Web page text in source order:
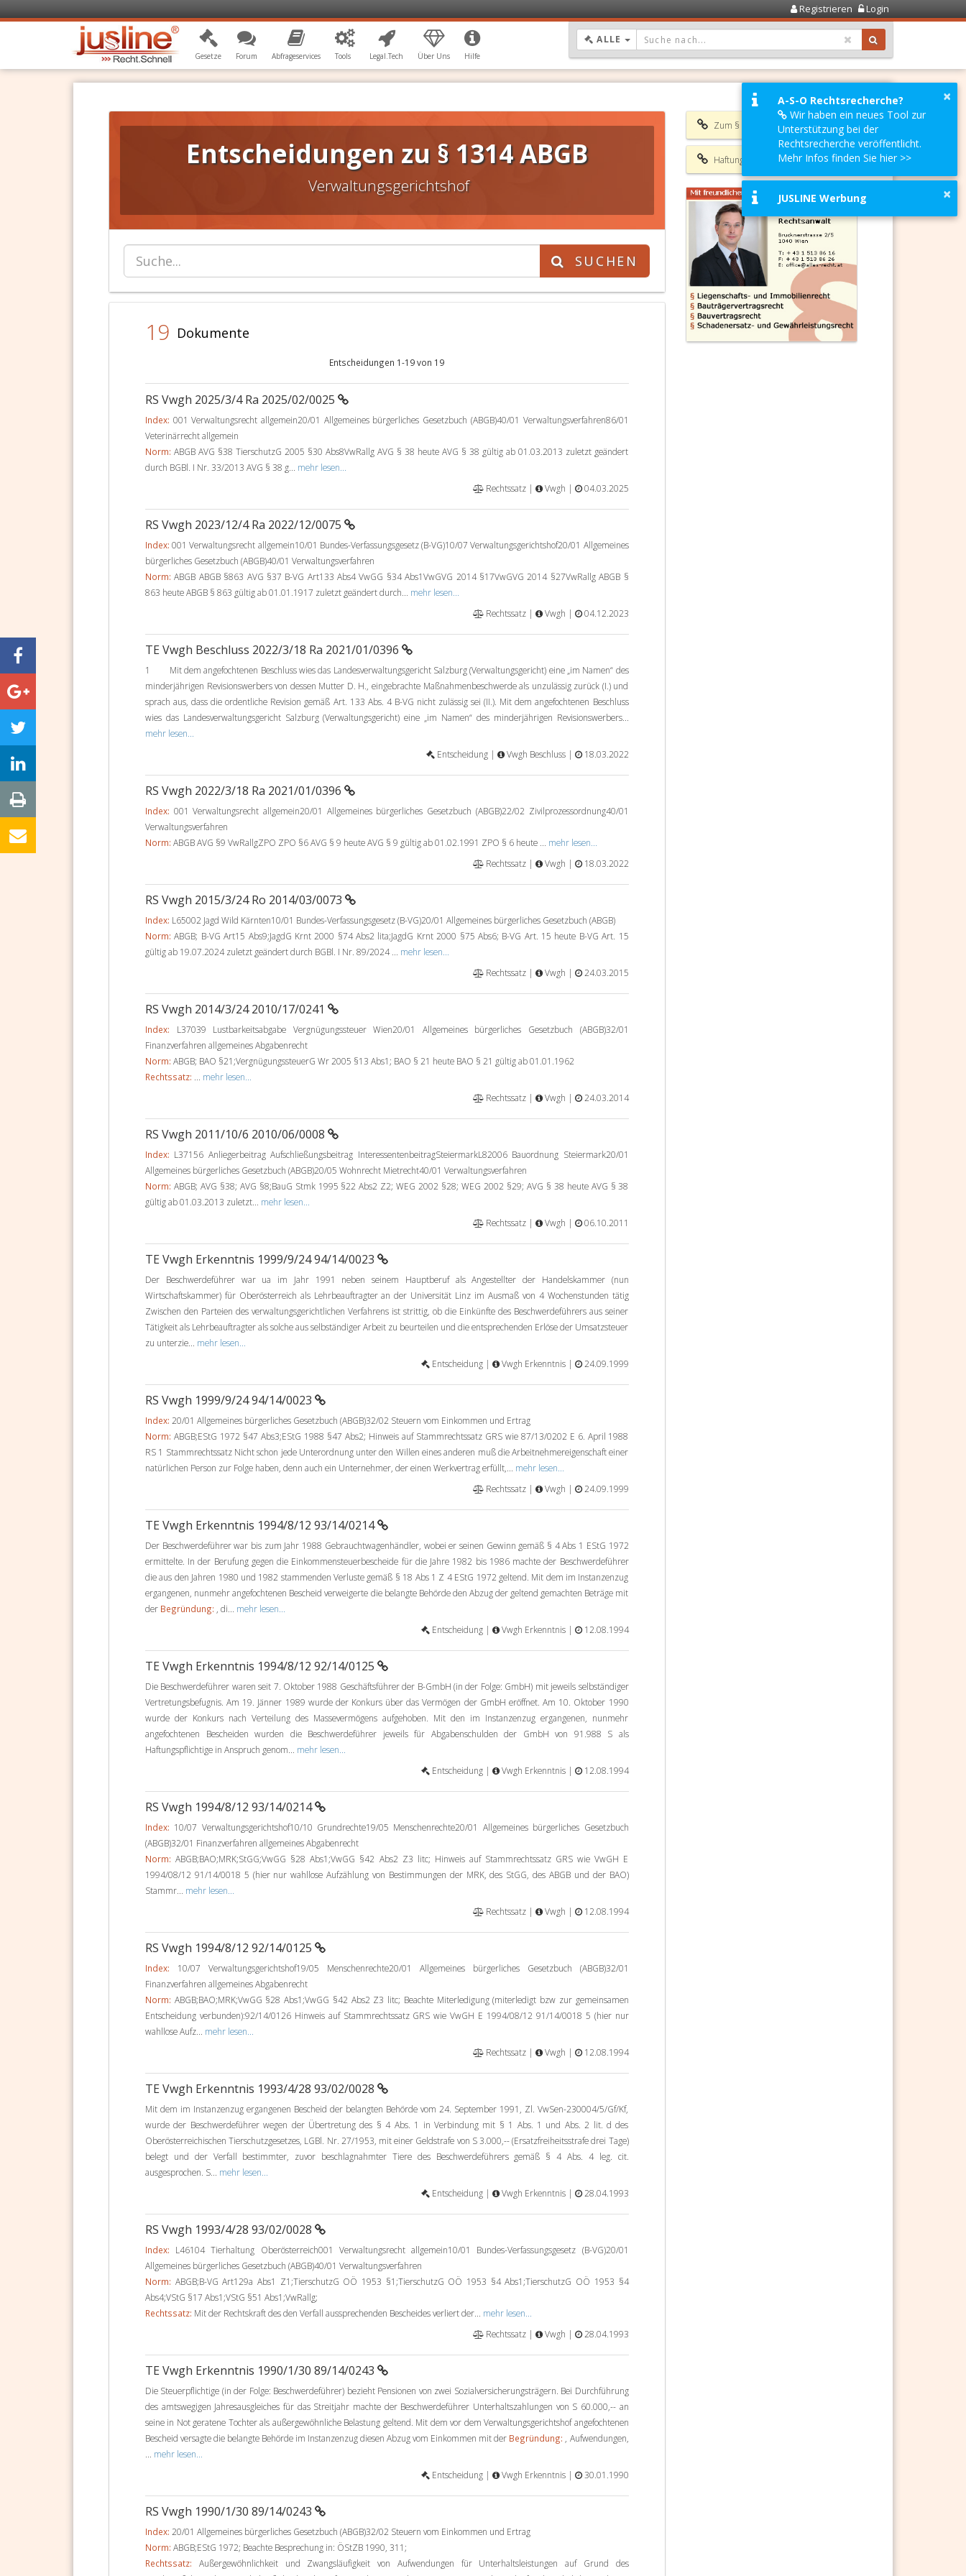
Registrieren Login
Gesetze Forum Abfrageservices Tools Legal.Tech Über Uns Hilfe
ALLE DROPDOWN: GEWÄHLTER WERT IST ALLE
Entscheidungen zu § 1314 ABGB
Verwaltungsgerichtshof
SUCHEN
19 Dokumente
Entscheidungen 1-19 von 19
RS Vwgh 2025/3/4 Ra 2025/02/0025
Index: 001 Verwaltungsrecht allgemein20/01 Allgemeines bürgerliches Gesetzbuch (ABGB)40/01 Verwaltungsverfahren86/01
Veterinärrecht allgemein
Norm: ABGB AVG §38 TierschutzG 2005 §30 Abs8VwRallg AVG § 38 heute AVG § 38 gültig ab 01.03.2013 zuletzt geändert
durch BGBl. I Nr. 33/2013 AVG § 38 g... mehr lesen...
Rechtssatz |
Vwgh | 04.03.2025
RS Vwgh 2023/12/4 Ra 2022/12/0075
Index: 001 Verwaltungsrecht allgemein10/01 Bundes-Verfassungsgesetz (B-VG)10/07 Verwaltungsgerichtshof20/01 Allgemeines
bürgerliches Gesetzbuch (ABGB)40/01 Verwaltungsverfahren
Norm: ABGB ABGB §863 AVG §37 B-VG Art133 Abs4 VwGG §34 Abs1VwGVG 2014 §17VwGVG 2014 §27VwRallg ABGB §
863 heute ABGB § 863 gültig ab 01.01.1917 zuletzt geändert durch... mehr lesen...
Rechtssatz |
Vwgh | 04.12.2023
TE Vwgh Beschluss 2022/3/18 Ra 2021/01/0396
1 Mit dem angefochtenen Beschluss wies das Landesverwaltungsgericht Salzburg (Verwaltungsgericht) eine „im Namen“ des
minderjährigen Revisionswerbers von dessen Mutter D. H., eingebrachte Maßnahmenbeschwerde als unzulässig zurück (I.) und
sprach aus, dass die ordentliche Revision gemäß Art. 133 Abs. 4 B-VG nicht zulässig sei (II.). Mit dem angefochtenen Beschluss
wies das Landesverwaltungsgericht Salzburg (Verwaltungsgericht) eine „im Namen“ des minderjährigen Revisionswerbers...
mehr lesen...
Entscheidung |
Vwgh Beschluss | 18.03.2022
RS Vwgh 2022/3/18 Ra 2021/01/0396
Index: 001 Verwaltungsrecht allgemein20/01 Allgemeines bürgerliches Gesetzbuch (ABGB)22/02 Zivilprozessordnung40/01
Verwaltungsverfahren
Norm: ABGB AVG §9 VwRallgZPO ZPO §6 AVG § 9 heute AVG § 9 gültig ab 01.02.1991 ZPO § 6 heute ... mehr lesen...
Rechtssatz |
Vwgh | 18.03.2022
RS Vwgh 2015/3/24 Ro 2014/03/0073
Index: L65002 Jagd Wild Kärnten10/01 Bundes-Verfassungsgesetz (B-VG)20/01 Allgemeines bürgerliches Gesetzbuch (ABGB)
Norm: ABGB; B-VG Art15 Abs9;JagdG Krnt 2000 §74 Abs2 lita;JagdG Krnt 2000 §75 Abs6; B-VG Art. 15 heute B-VG Art. 15
gültig ab 19.07.2024 zuletzt geändert durch BGBl. I Nr. 89/2024 ... mehr lesen...
Rechtssatz |
Vwgh | 24.03.2015
RS Vwgh 2014/3/24 2010/17/0241
Index: L37039 Lustbarkeitsabgabe Vergnügungssteuer Wien20/01 Allgemeines bürgerliches Gesetzbuch (ABGB)32/01
Finanzverfahren allgemeines Abgabenrecht
Norm: ABGB; BAO §21;VergnügungssteuerG Wr 2005 §13 Abs1; BAO § 21 heute BAO § 21 gültig ab 01.01.1962
Rechtssatz:
mehr lesen...
Rechtssatz |
Vwgh | 24.03.2014
RS Vwgh 2011/10/6 2010/06/0008
Index: L37156 Anliegerbeitrag Aufschließungsbeitrag InteressentenbeitragSteiermarkL82006 Bauordnung Steiermark20/01
Allgemeines bürgerliches Gesetzbuch (ABGB)20/05 Wohnrecht Mietrecht40/01 Verwaltungsverfahren
Norm: ABGB; AVG §38; AVG §8;BauG Stmk 1995 §22 Abs2 Z2; WEG 2002 §28; WEG 2002 §29; AVG § 38 heute AVG § 38
gültig ab 01.03.2013 zuletzt... mehr lesen...
Rechtssatz |
Vwgh | 06.10.2011
TE Vwgh Erkenntnis 1999/9/24 94/14/0023
Der Beschwerdeführer war ua im Jahr 1991 neben seinem Hauptberuf als Angestellter der Handelskammer (nun
Wirtschaftskammer) für Oberösterreich als Lehrbeauftragter an der Universität Linz im Ausmaß von 4 Wochenstunden tätig
Zwischen den Parteien des verwaltungsgerichtlichen Verfahrens ist strittig, ob die Einkünfte des Beschwerdeführers aus seiner
Tätigkeit als Lehrbeauftragter als solche aus selbständiger Arbeit zu beurteilen und die entsprechenden Erlöse der Umsatzsteuer
zu unterzie... mehr lesen...
Entscheidung |
Vwgh Erkenntnis | 24.09.1999
RS Vwgh 1999/9/24 94/14/0023
Index: 20/01 Allgemeines bürgerliches Gesetzbuch (ABGB)32/02 Steuern vom Einkommen und Ertrag
Norm: ABGB;EStG 1972 §47 Abs3;EStG 1988 §47 Abs2; Hinweis auf Stammrechtssatz GRS wie 87/13/0202 E 6. April 1988
RS 1 Stammrechtssatz Nicht schon jede Unterordnung unter den Willen eines anderen muß die Arbeitnehmereigenschaft einer
natürlichen Person zur Folge haben, denn auch ein Unternehmer, der einen Werkvertrag erfüllt,... mehr lesen...
Rechtssatz |
Vwgh | 24.09.1999
TE Vwgh Erkenntnis 1994/8/12 93/14/0214
Der Beschwerdeführer war bis zum Jahr 1988 Gebrauchtwagenhändler, wobei er seinen Gewinn gemäß § 4 Abs 1 EStG 1972
ermittelte. In der Berufung gegen die Einkommensteuerbescheide für die Jahre 1982 bis 1986 machte der Beschwerdeführer
die aus den Jahren 1980 und 1982 stammenden Verluste gemäß § 18 Abs 1 Z 4 EStG 1972 geltend. Mit dem im Instanzenzug
ergangenen, nunmehr angefochtenen Bescheid verweigerte die belangte Behörde den Abzug der geltend gemachten Beträge mit
der Begründung: , di... mehr lesen...
Entscheidung |
Vwgh Erkenntnis | 12.08.1994
TE Vwgh Erkenntnis 1994/8/12 92/14/0125
Die Beschwerdeführer waren seit 7. Oktober 1988 Geschäftsführer der B-GmbH (in der Folge: GmbH) mit jeweils selbständiger
Vertretungsbefugnis. Am 19. Jänner 1989 wurde der Konkurs über das Vermögen der GmbH eröffnet. Am 10. Oktober 1990
wurde der Konkurs nach Verteilung des Massevermögens aufgehoben. Mit den im Instanzenzug ergangenen, nunmehr
angefochtenen Bescheiden wurden die Beschwerdeführer jeweils für Abgabenschulden der GmbH von 91.988 S als
Haftungspflichtige in Anspruch genom... mehr lesen...
Entscheidung |
Vwgh Erkenntnis | 12.08.1994
RS Vwgh 1994/8/12 93/14/0214
Index: 10/07 Verwaltungsgerichtshof10/10 Grundrechte19/05 Menschenrechte20/01 Allgemeines bürgerliches Gesetzbuch
(ABGB)32/01 Finanzverfahren allgemeines Abgabenrecht
Norm: ABGB;BAO;MRK;StGG;VwGG §28 Abs1;VwGG §42 Abs2 Z3 litc; Hinweis auf Stammrechtssatz GRS wie VwGH E
1994/08/12 91/14/0018 5 (hier nur wahllose Aufzählung von Bestimmungen der MRK, des StGG, des ABGB und der BAO)
Stammr... mehr lesen...
Rechtssatz |
Vwgh | 12.08.1994
RS Vwgh 1994/8/12 92/14/0125
Index: 10/07 Verwaltungsgerichtshof19/05 Menschenrechte20/01 Allgemeines bürgerliches Gesetzbuch (ABGB)32/01
Finanzverfahren allgemeines Abgabenrecht
Norm: ABGB;BAO;MRK;VwGG §28 Abs1;VwGG §42 Abs2 Z3 litc; Beachte Miterledigung (miterledigt bzw zur gemeinsamen
Entscheidung verbunden):92/14/0126 Hinweis auf Stammrechtssatz GRS wie VwGH E 1994/08/12 91/14/0018 5 (hier nur
wahllose Aufz... mehr lesen...
Rechtssatz |
Vwgh | 12.08.1994
TE Vwgh Erkenntnis 1993/4/28 93/02/0028
Mit dem im Instanzenzug ergangenen Bescheid der belangten Behörde vom 24. September 1991, Zl. VwSen-230004/5/Gf/Kf,
wurde der Beschwerdeführer wegen der Übertretung des § 4 Abs. 1 in Verbindung mit § 1 Abs. 1 und Abs. 2 lit. d des
Oberösterreichischen Tierschutzgesetzes, LGBl. Nr. 27/1953, mit einer Geldstrafe von S 3.000,-- (Ersatzfreiheitsstrafe drei Tage)
belegt und der Verfall bestimmter, zuvor beschlagnahmter Tiere des Beschwerdeführers gemäß § 4 Abs. 4 leg. cit.
ausgesprochen. S... mehr lesen...
Entscheidung |
Vwgh Erkenntnis | 28.04.1993
RS Vwgh 1993/4/28 93/02/0028
Index: L46104 Tierhaltung Oberösterreich001 Verwaltungsrecht allgemein10/01 Bundes-Verfassungsgesetz (B-VG)20/01
Allgemeines bürgerliches Gesetzbuch (ABGB)40/01 Verwaltungsverfahren
Norm: ABGB;B-VG Art129a Abs1 Z1;TierschutzG OÖ 1953 §1;TierschutzG OÖ 1953 §4 Abs1;TierschutzG OÖ 1953 §4
Abs4;VStG §17 Abs1;VStG §51 Abs1;VwRallg;
Rechtssatz: Mit der Rechtskraft des den Verfall aussprechenden Bescheides verliert der... mehr lesen...
Rechtssatz |
Vwgh | 28.04.1993
TE Vwgh Erkenntnis 1990/1/30 89/14/0243
Die Steuerpflichtige (in der Folge: Beschwerdeführer) bezieht Pensionen von zwei Sozialversicherungsträgern. Bei Durchführung
des amtswegigen Jahresausgleiches für das Streitjahr machte der Beschwerdeführer Unterhaltszahlungen von S 60.000,-- an
seine in Not geratene Tochter als außergewöhnliche Belastung geltend. Mit dem vor dem Verwaltungsgerichtshof angefochtenen
Bescheid versagte die belangte Behörde im Instanzenzug diesen Abzug vom Einkommen mit der Begründung: , Aufwendungen,
mehr lesen...
Entscheidung |
Vwgh Erkenntnis | 30.01.1990
RS Vwgh 1990/1/30 89/14/0243
Index: 20/01 Allgemeines bürgerliches Gesetzbuch (ABGB)32/02 Steuern vom Einkommen und Ertrag
Norm: ABGB;EStG 1972; Beachte Besprechung in: ÖStZB 1990, 311;
Rechtssatz: Außergewöhnlichkeit und Zwangsläufigkeit von Aufwendungen für Unterhaltsleistungen auf Grund des
Zum § 1314 ABGB
Haftungsausschluss
×
A-S-O Rechtsrecherche?
Wir haben ein neues Tool zur
Unterstützung bei der
Rechtsrecherche veröffentlicht.
Mehr Infos finden Sie hier >>
×
JUSLINE Werbung